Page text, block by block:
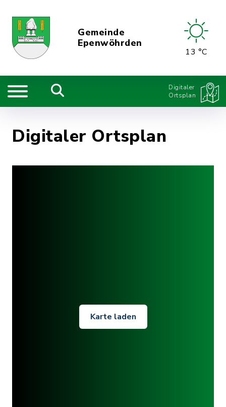
Gemeinde
Epenwöhrden
13 °C
Digitaler
Ortsplan
Digitaler Ortsplan
Karte laden